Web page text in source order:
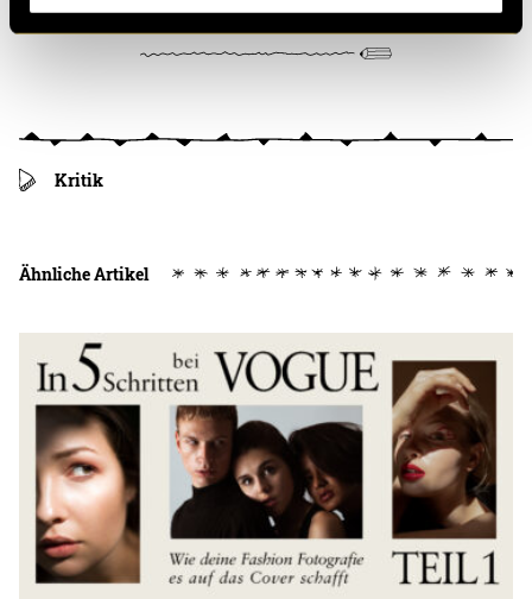
Kritik
Ähnliche Artikel